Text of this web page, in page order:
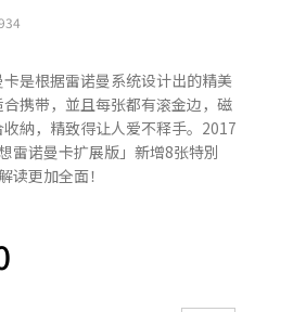
是根据雷诺曼系统设计出的精美
携带，並且每张都有滚金边，磁
納，精致得让人爱不释手。2017
雷诺曼卡扩展版」新增8张特別
读更加全面！